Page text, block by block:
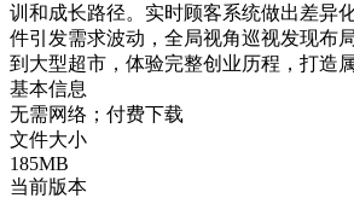
训和成长路径。实时顾客系统做出差异
件引发需求波动，全局视角巡视发现布
到大型超市，体验完整创业历程，打造
基本信息
无需网络；付费下载
文件大小
185MB
当前版本